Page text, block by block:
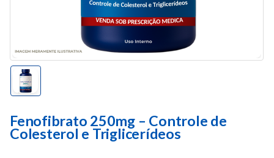
Fenofibrato 250mg – Controle de
Colesterol e Triglicerídeos